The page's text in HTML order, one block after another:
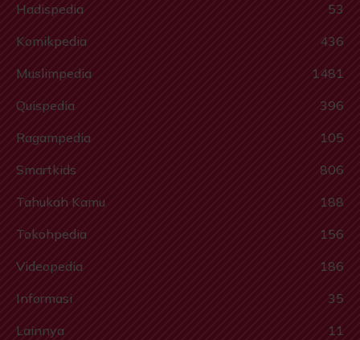
Hadispedia
53
Komikpedia
436
Muslimpedia
1481
Quispedia
396
Ragampedia
105
Smartkids
806
Tahukah Kamu
188
Tokohpedia
156
Videopedia
186
Informasi
35
Lainnya
11